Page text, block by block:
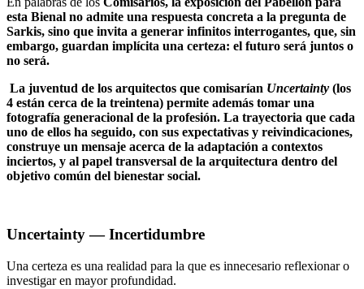
esta Bienal no admite una respuesta concreta a la pregunta de
Sarkis, sino que invita a generar infinitos interrogantes, que, sin
embargo, guardan implícita una certeza: el futuro será juntos o
no será.
La juventud de los arquitectos que comisarían Uncertainty (los
4 están cerca de la treintena) permite además tomar una
fotografía generacional de la profesión. La trayectoria que cada
uno de ellos ha seguido, con sus expectativas y reivindicaciones,
construye un mensaje acerca de la adaptación a contextos
inciertos, y al papel transversal de la arquitectura dentro del
objetivo común del bienestar social.
Uncertainty — Incertidumbre
Una certeza es una realidad para la que es innecesario reflexionar o
investigar en mayor profundidad.